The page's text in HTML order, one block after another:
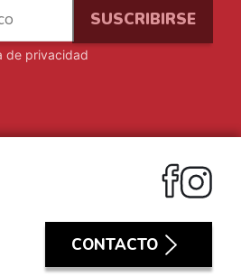
de privacidad
CONTACTO